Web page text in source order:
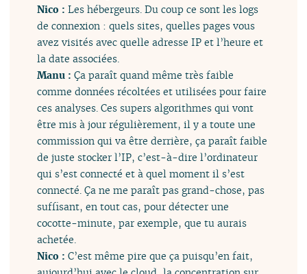
Nico :Les hébergeurs. Du coup ce sont les logs
de connexion : quels sites, quelles pages vous
avez visités avec quelle adresse IP et l’heure et
la date associées.
Manu :Ça paraît quand même très faible
comme données récoltées et utilisées pour faire
ces analyses. Ces supers algorithmes qui vont
être mis à jour régulièrement, il y a toute une
commission qui va être derrière, ça paraît faible
de juste stocker l’IP, c’est-à-dire l’ordinateur
qui s’est connecté et à quel moment il s’est
connecté. Ça ne me paraît pas grand-chose, pas
suffisant, en tout cas, pour détecter une
cocotte-minute, par exemple, que tu aurais
achetée.
Nico :C’est même pire que ça puisqu’en fait,